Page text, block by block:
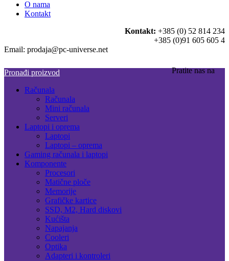
O nama
Kontakt
Kontakt: +385 (0) 52 814 234
+385 (0)91 605 605 4
Email: prodaja@pc-universe.net
Pratite nas na
Pronađi proizvod
Računala
Računala
Mini računala
Serveri
Laptopi i oprema
Laptopi
Laptopi – oprema
Gaming računala i laptopi
Komponente
Procesori
Matične ploče
Memorije
Grafičke kartice
SSD, M2, Hard diskovi
Kućišta
Napajanja
Cooleri
Optika
Adapteri i kontroleri